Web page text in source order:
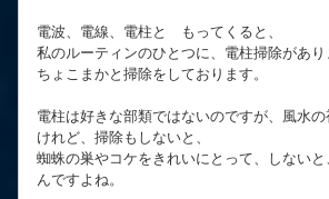
電波、電線、電柱と もってくると、
私のルーティンのひとつに、電柱掃除があ
ちょこまかと掃除をしております。
電柱は好きな部類ではないのですが、風水の
けれど、掃除もしないと、
蜘蛛の巣やコケをきれいにとって、しない
んですよね。